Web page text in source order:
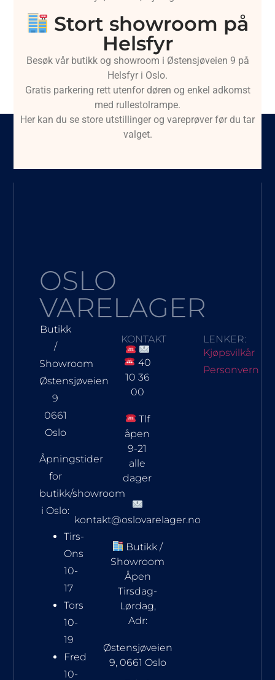
Stort showroom på
Helsfyr
Besøk vår butikk og showroom i Østensjøveien 9 på
Helsfyr i Oslo.
Gratis parkering rett utenfor døren og enkel adkomst
med rullestolrampe.
Her kan du se store utstillinger og vareprøver før du tar
valget.
OSLO
VARELAGER
Butikk
/
Showroom
Østensjøveien
9
0661
Oslo
Åpningstider
for
butikk/showroom
i Oslo:
Tirs-
Ons
10-
17
Tors
10-
19
Fred
10-
KONTAKT
40
10 36
00
Tlf
åpen
9-21
alle
dager
kontakt@oslovarelager.no
Butikk /
Showroom
Åpen
Tirsdag-
Lørdag,
Adr:
Østensjøveien
9, 0661 Oslo
LENKER:
Kjøpsvilkår
Personvern